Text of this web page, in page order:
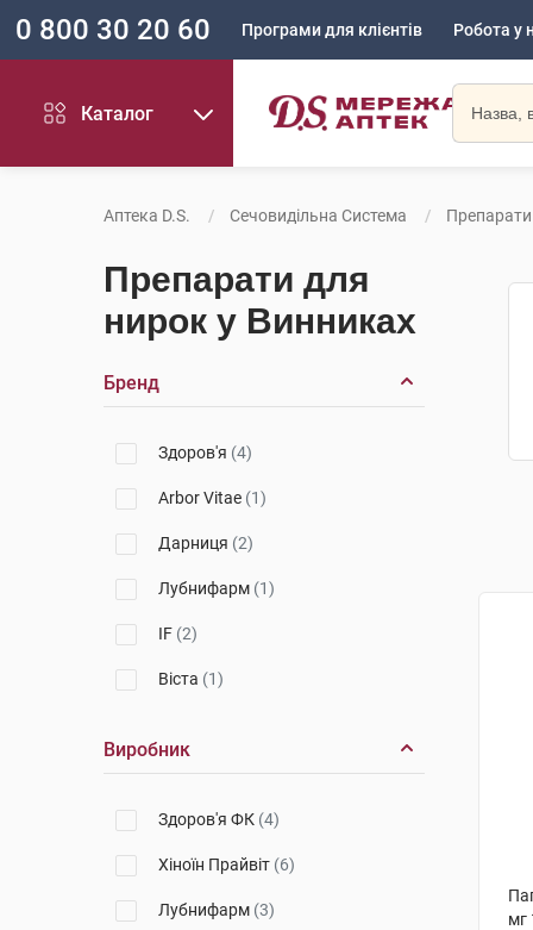
0 800 30 20 60 Програми для клієнтів Робота у
Каталог
Аптека D.S. Сечовидільна Система
Препарати для
нирок у Винниках
Бренд
Здоров'я (4)
Arbor Vitae (1)
Дарниця (2)
Лубнифарм (1)
IF (2)
Віста (1)
Виробник
Здоров'я ФК (4)
Хіноїн Прайвіт (6)
Лубнифарм (3)
мг